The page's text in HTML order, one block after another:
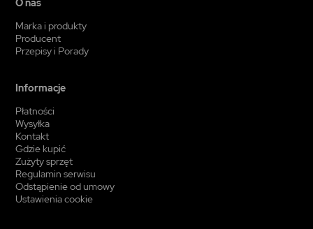
O nas
Marka i produkty
Producent
Przepisy i Porady
Informacje
Płatności
Wysyłka
Kontakt
Gdzie kupić
Zużyty sprzęt
Regulamin serwisu
Odstąpienie od umowy
Ustawienia cookie